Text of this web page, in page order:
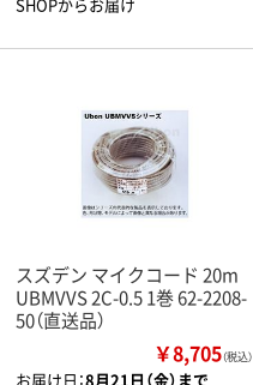
SHOPからお届け
スズデン マイクコード 20m
UBMVVS 2C-0.5 1巻 62-2208-
50（直送品）
￥8,705（税込）
お届け日：8月21日（金）まで